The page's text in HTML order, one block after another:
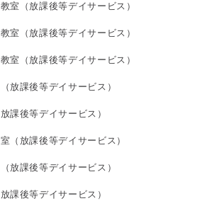
室（放課後等デイサービス）
室（放課後等デイサービス）
室（放課後等デイサービス）
放課後等デイサービス）
課後等デイサービス）
（放課後等デイサービス）
放課後等デイサービス）
課後等デイサービス）